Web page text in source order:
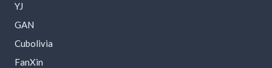
YJ
GAN
Cubolivia
FanXin